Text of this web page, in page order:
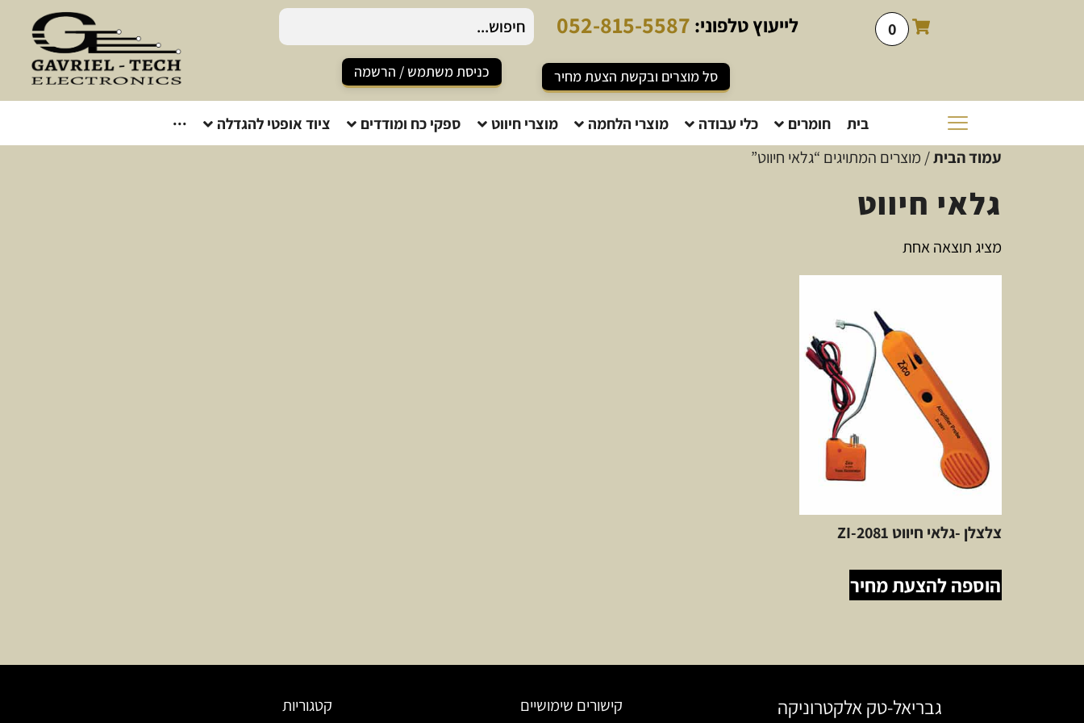
0 לייעוץטלפוני: 052-815-5587
סל מוצרים ובקשת הצעת מחיר כניסת משתמש / הרשמה
בית חומרים כלי עבודה מוצרי הלחמה מוצרי חיווט ספקי כח ומודדים ציוד אופטי להגדלה ···
עמוד הבית/ מוצרים המתויגים “גלאי חיווט”
גלאי חיווט
מציג תוצאה אחת
צלצלן -גלאי חיווט ZI-2081
הוספה להצעת מחיר
גבריאל-טק אלקטרוניקה קישורים שימושיים קטגוריות